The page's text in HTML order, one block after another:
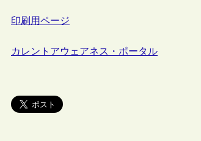
印刷用ページ
カレントアウェアネス・ポータル